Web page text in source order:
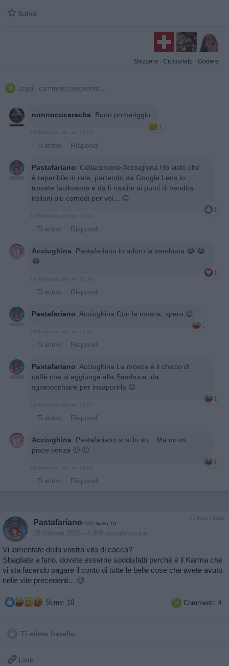
 Salva
Svizzera · Cioccolato · Godere
 Leggi i commenti precedenti...
nonnocucaracha: Buon pomeriggio
1
18 Febbraio alle ore 16:53
· Ti stimo · Rispondi
Pastafariano: Cellacchione Acciughina Ho visto che
è reperibile in rete, partendo da Google Lens lo
trovate facilmente e da lì risalite ai punti di vendita
italiani più comodi per voi... 😊
1
18 Febbraio alle ore 17:04
· Ti stimo · Rispondi
Acciughina: Pastafariano io adoro la sambuca 😂 😂
😂
1
18 Febbraio alle ore 17:15
· Ti stimo · Rispondi
Pastafariano: Acciughina Con la mosca, spero 😉
1
18 Febbraio alle ore 17:30
· Ti stimo · Rispondi
Pastafariano: Acciughina La mosca è il chicco di
caffè che si aggiunge alla Sambuca, da
sgranocchiare per insaporirla 😉
1
18 Febbraio alle ore 17:57
· Ti stimo · Rispondi
Acciughina: Pastafariano si si lo so... Ma no mi
piace senza 🙂 🙂
1
18 Febbraio alle ore 18:00
· Ti stimo · Rispondi
Chiacchiera
Pastafariano livello 10
25 Ottobre 2025 - 4.099 visualizzazioni
Vi lamentate della vostra vita di cacca?
Sbagliate a farlo, dovete esserne soddisfatti perchè è il Karma che
vi sta facendo pagare il conto di tutte le belle cose che avete avuto
nelle vite precedenti... 🧐
Stime: 10  Commenti: 4
Ti stimo fratello
 Link